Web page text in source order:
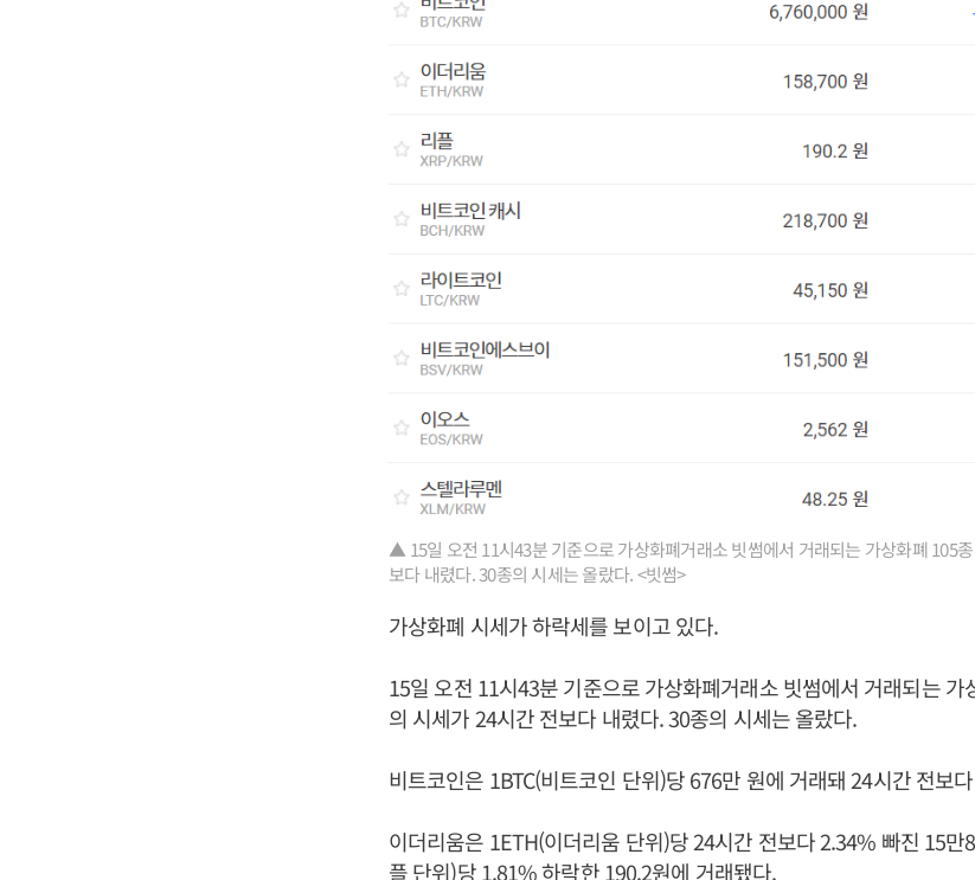
▲ 15일 오전 11시43분 기준으로 가상화폐거래소 빗썸에서 거래되는 가상화폐 105
보다 내렸다. 30종의 시세는 올랐다. <빗썸>
가상화폐 시세가 하락세를 보이고 있다.
15일 오전 11시43분 기준으로 가상화폐거래소 빗썸에서 거래되는 가
의 시세가 24시간 전보다 내렸다. 30종의 시세는 올랐다.
비트코인은 1BTC(비트코인 단위)당 676만 원에 거래돼 24시간 전보
이더리움은 1ETH(이더리움 단위)당 24시간 전보다 2.34% 빠진 15만
플 단위)당 1.81% 하락한 190.2원에 거래됐다.